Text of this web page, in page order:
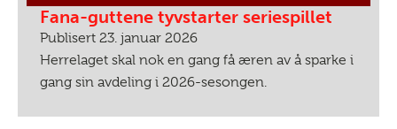
Fana-guttene tyvstarter seriespillet
Publisert 23. januar 2026
Herrelaget skal nok en gang få æren av å sparke i
gang sin avdeling i 2026-sesongen.